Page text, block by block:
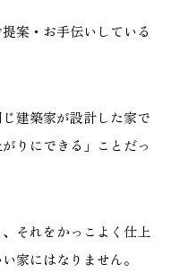
案・お手伝いしている
建築家が設計した家で
りにできる」ことだっ
それをかっこよく仕上
家にはなりません。